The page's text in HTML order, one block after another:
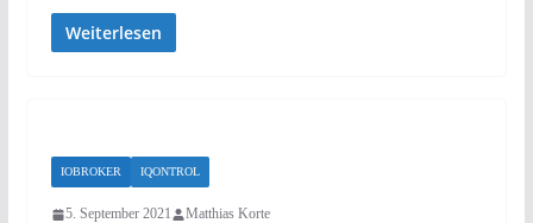
Weiterlesen
IOBROKER IQONTROL
5. September 2021 Matthias Korte